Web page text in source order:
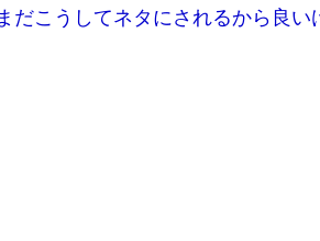
だこうしてネタにされるから良